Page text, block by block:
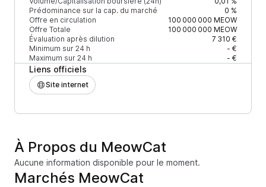
Prédominance sur la cap. du marché
0 %
Offre en circulation
100 000 000 MEOW
Offre Totale
100 000 000 MEOW
Évaluation après dilution
7 310 €
Minimum sur 24 h
- €
Maximum sur 24 h
- €
Liens officiels
Site internet
À Propos du MeowCat
Aucune information disponible pour le moment.
Marchés MeowCat